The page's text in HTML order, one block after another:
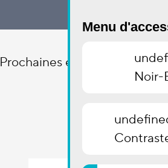
Prochaines expositions
Menu
Noir-